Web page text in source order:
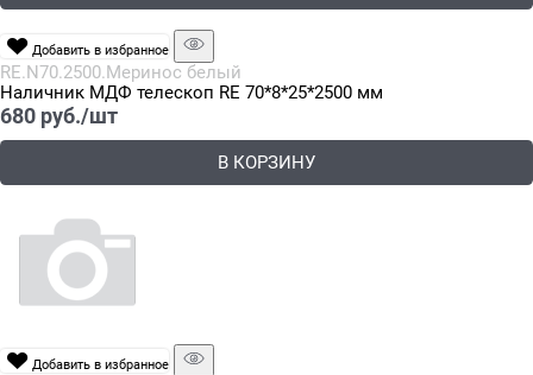
Добавить в избранное
RE.N70.2500.Меринос белый
Наличник МДФ телескоп RE 70*8*25*2500 мм
680 руб./шт
В КОРЗИНУ
Добавить в избранное